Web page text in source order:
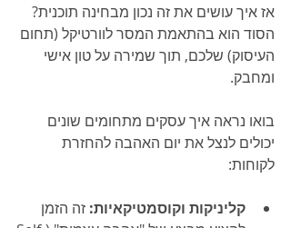
אז איך עושים את זה נכון מבחינה תוכנית?
הסוד הוא בהתאמת המסר לוורטיקל (תחום
העיסוק) שלכם, תוך שמירה על טון אישי
ומחבק.
בואו נראה איך עסקים מתחומים שונים
יכולים לנצל את יום האהבה להחזרת
לקוחות:
קליניקות וקוסמטיקאיות: זה הזמן